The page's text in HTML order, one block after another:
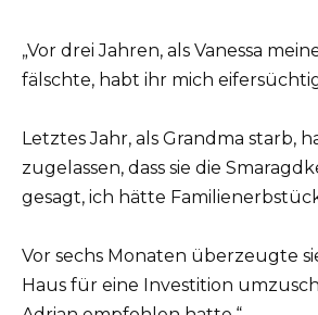
„Vor drei Jahren, als Vanessa
fälschte, habt ihr mich
Letztes Jahr, als Grandma starb,
zugelassen, dass sie die
gesagt, ich hätte
Vor sechs Monaten überzeugte
Haus für eine Investition